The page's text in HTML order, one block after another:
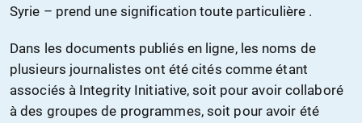
Syrie – prend une signification toute particulière .
Dans les documents publiés en ligne, les noms de
plusieurs journalistes ont été cités comme étant
associés à Integrity Initiative, soit pour avoir collaboré
à des groupes de programmes, soit pour avoir été